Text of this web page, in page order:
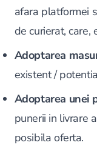
afara platformei
de curierat, care,
Adoptarea
existent /
Adoptarea unei
punerii in livrare
posibila oferta.